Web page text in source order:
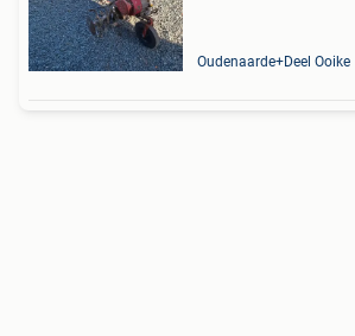
Oudenaarde+Deel Ooike